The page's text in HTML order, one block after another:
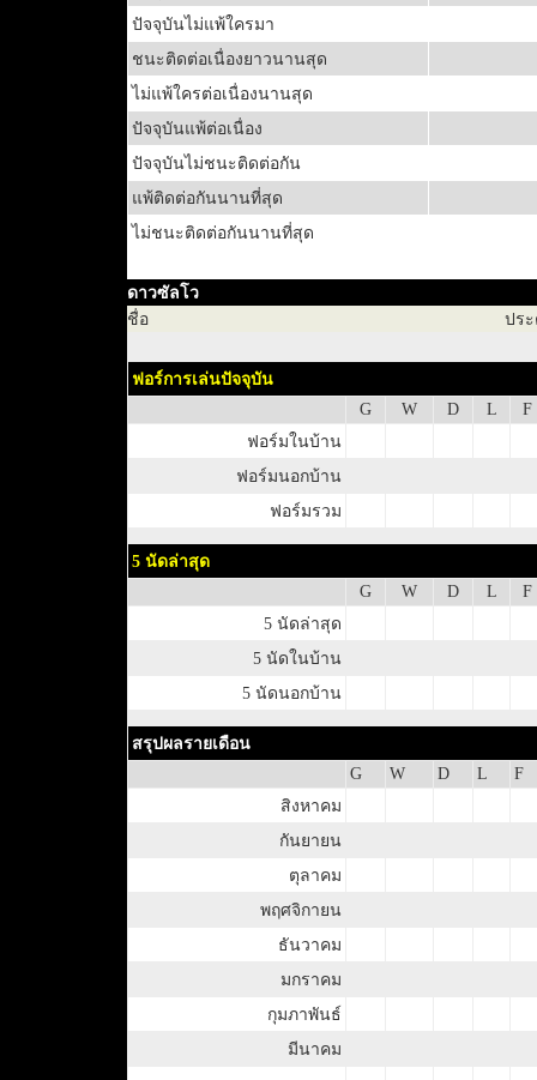
ปัจจุบันไม่แพ้ใครมา
ชนะติดต่อเนื่องยาวนานสุด
ไม่แพ้ใครต่อเนื่องนานสุด
ปัจจุบันแพ้ต่อเนื่อง
ปัจจุบันไม่ชนะติดต่อกัน
แพ้ติดต่อกันนานที่สุด
ไม่ชนะติดต่อกันนานที่สุด
ดาวซัลโว
ชื่อ
ปร
ฟอร์การเล่นปัจจุบัน
G
W D L
F
ฟอร์มในบ้าน
ฟอร์มนอกบ้าน
ฟอร์มรวม
5 นัดล่าสุด
G
W D L
F
5 นัดล่าสุด
5 นัดในบ้าน
5 นัดนอกบ้าน
สรุปผลรายเดือน
G
W D L
F
สิงหาคม
กันยายน
ตุลาคม
พฤศจิกายน
ธันวาคม
มกราคม
กุมภาพันธ์
มีนาคม